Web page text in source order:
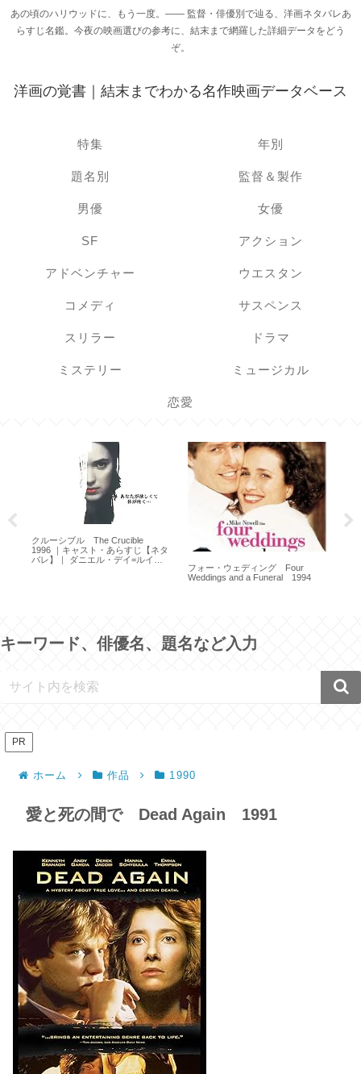
あの頃のハリウッドに、もう一度。―― 監督・俳優別で辿る、洋画ネタバレあ
らすじ名鑑。今夜の映画選びの参考に、結末まで網羅した詳細データをどう
ぞ。
洋画の覚書｜結末までわかる名作映画データベース
特集 年別
題名別 監督＆製作
男優 女優
SF アクション
アドベンチャー ウエスタン
コメディ サスペンス
スリラー ドラマ
ミステリー ミュージカル
恋愛
ライムライト Limelight 1952
Solomon’s Mines 1950 ｜キャス
ト・あらすじ【ネタバレ】
キーワード、俳優名、題名など入力
PR
ホーム 作品 1990
愛と死の間で Dead Again 1991